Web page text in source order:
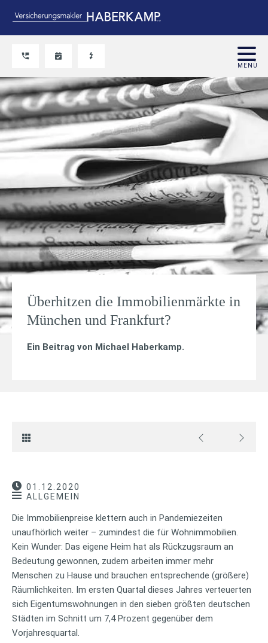
Überhitzen die Immobilienmärkte in
München und Frankfurt?
Ein Beitrag von Michael Haberkamp.
01.12.2020
ALLGEMEIN
Die Immobilienpreise klettern auch in Pandemiezeiten
unaufhörlich weiter – zumindest die für Wohnimmobilien.
Kein Wunder: Das eigene Heim hat als Rückzugsraum an
Bedeutung gewonnen, zudem arbeiten immer mehr
Menschen zu Hause und brauchen entsprechende (größere)
Räumlichkeiten. Im ersten Quartal dieses Jahres verteuerten
sich Eigentumswohnungen in den sieben größten deutschen
Städten im Schnitt um 7,4 Prozent gegenüber dem
Vorjahresquartal.